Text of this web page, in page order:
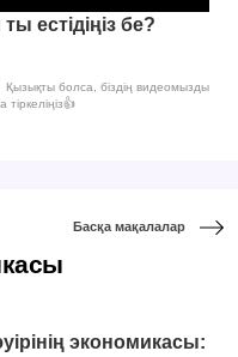
естідіңіз бе?
Қызықты болса, біздің видеомызды
Басқа мақалалар
экономикасы: